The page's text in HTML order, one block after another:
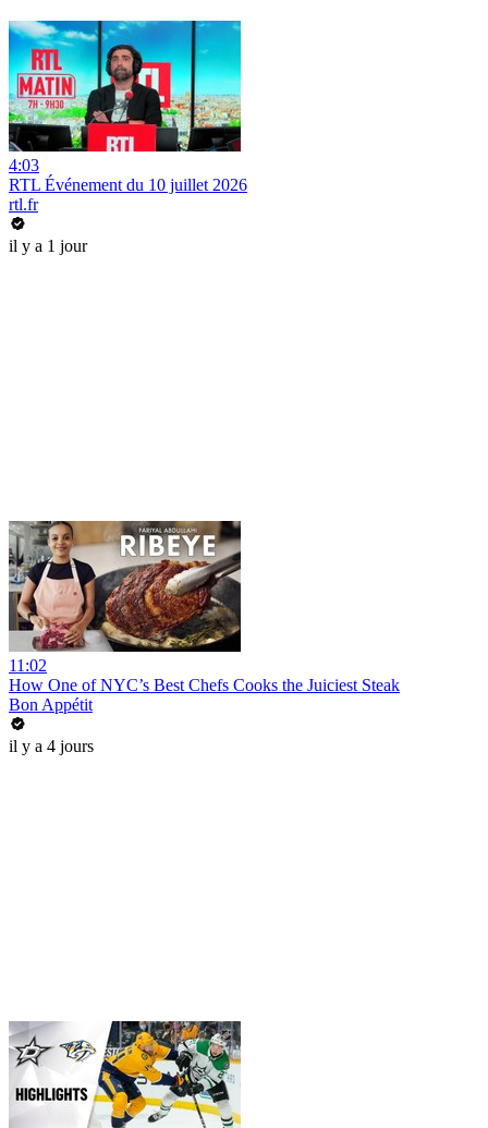
4:03
RTL Événement du 10 juillet 2026
rtl.fr
il y a 1 jour
11:02
How One of NYC’s Best Chefs Cooks the Juiciest Steak
Bon Appétit
il y a 4 jours